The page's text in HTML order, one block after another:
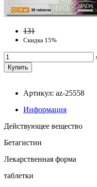
131
Скидка 15%
Артикул: az-25558
Информация
Действующее вещество
Бетагистин
Лекарственная форма
таблетки